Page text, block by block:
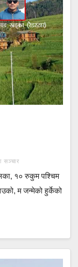
सञ्चार
१० रुकुम पश्चिम
म जन्मेको हुर्केको